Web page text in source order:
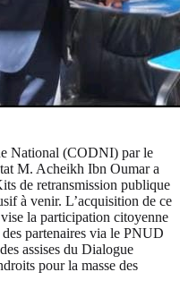
National (CODNI) par le
M. Acheikh Ibn Oumar a
de retransmission publique
à venir. L’acquisition de ce
la participation citoyenne
partenaires via le PNUD
assises du Dialogue
pour la masse des